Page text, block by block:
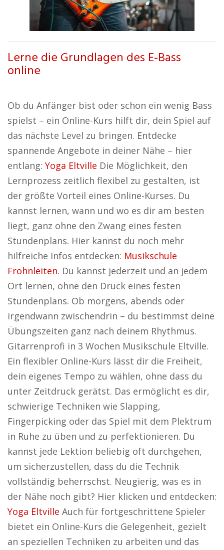
Lerne die Grundlagen des E-Bass
online
Ob du Anfänger bist oder schon ein wenig Bass
spielst – ein Online-Kurs hilft dir, dein Spiel auf
das nächste Level zu bringen. Entdecke
spannende Angebote in deiner Nähe – hier
entlang: Yoga Eltville Die Möglichkeit, den
Lernprozess zeitlich flexibel zu gestalten, ist
der größte Vorteil eines Online-Kurses. Du
kannst lernen, wann und wo es dir am besten
liegt, ganz ohne den Zwang eines festen
Stundenplans. Hier kannst du noch mehr
hilfreiche Infos entdecken: Musikschule
Frohnleiten. Du kannst jederzeit und an jedem
Ort lernen, ohne den Druck eines festen
Stundenplans. Ob morgens, abends oder
irgendwann zwischendrin – du bestimmst deine
Übungszeiten ganz nach deinem Rhythmus.
Gitarrenprofi in 3 Wochen Musikschule Eltville.
Ein flexibler Online-Kurs lässt dir die Freiheit,
dein eigenes Tempo zu wählen, ohne dass du
unter Zeitdruck gerätst. Das ermöglicht es dir,
schwierige Techniken wie Slapping,
Fingerpicking oder das Spiel mit dem Plektrum
in Ruhe zu üben und zu perfektionieren. Du
kannst jede Lektion beliebig oft durchgehen,
um sicherzustellen, dass du die Technik
vollständig beherrschst. Neugierig, was es in
der Nähe noch gibt? Hier klicken und entdecken:
Yoga Eltville Auch für fortgeschrittene Spieler
bietet ein Online-Kurs die Gelegenheit, gezielt
an speziellen Techniken zu arbeiten und das